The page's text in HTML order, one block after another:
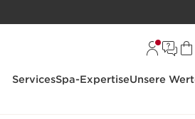
ServicesSpa-ExpertiseUnsere